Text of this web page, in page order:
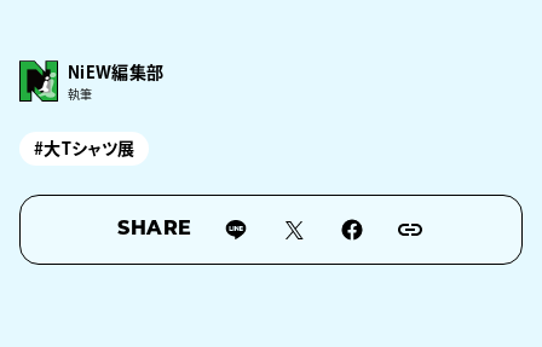
NiEW編集部
執筆
#大Tシャツ展
SHARE